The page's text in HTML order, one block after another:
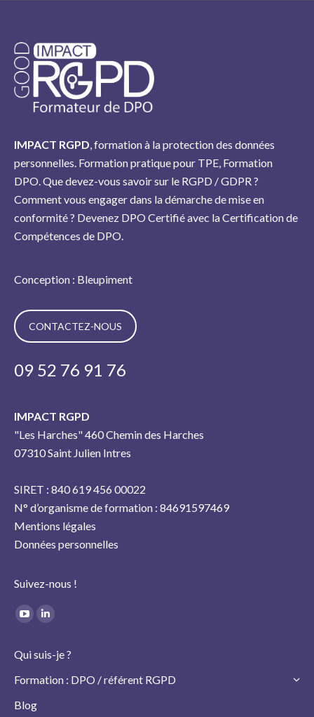
IMPACT RGPD, formation à la protection des données
personnelles. Formation pratique pour TPE, Formation
DPO. Que devez-vous savoir sur le RGPD / GDPR ?
Comment vous engager dans la démarche de mise en
conformité ? Devenez DPO Certifié avec la Certification de
Compétences de DPO.
Conception : Bleupiment
CONTACTEZ-NOUS
09 52 76 91 76
IMPACT RGPD
"Les Harches" 460 Chemin des Harches
07310 Saint Julien Intres
SIRET : 840 619 456 00022
N° d’organisme de formation : 84691597469
Mentions légales
Données personnelles
Suivez-nous !
Trouvez nous sur :
YouTube
opens
in
window
LinkedIn
opens
in
Qui suis-je ?
Formation : DPO / référent RGPD
Blog